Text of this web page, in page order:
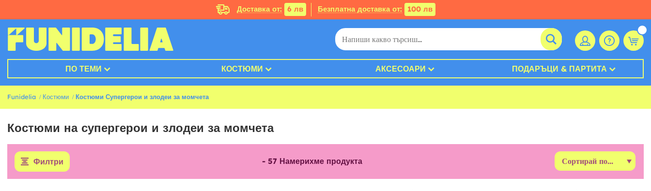
Доставка от: 6 лв Безплатна доставка от: 100 лв
ПО ТЕМИ КОСТЮМИ АКСЕСОАРИ ПОДАРЪЦИ & ПАРТИТА
Funidelia Костюми Костюми Супергерои и злодеи за момчета
Костюми на супергерои и злодеи за момчета
Филтри - 57 Намерихме продукта